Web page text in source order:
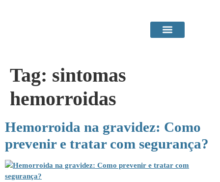
Tag: sintomas
hemorroidas
Hemorroida na gravidez: Como
prevenir e tratar com segurança?